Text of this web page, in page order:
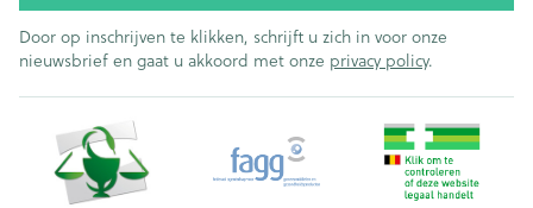
Door op inschrijven te klikken, schrijft u zich in voor onze
nieuwsbrief en gaat u akkoord met onze privacy policy.